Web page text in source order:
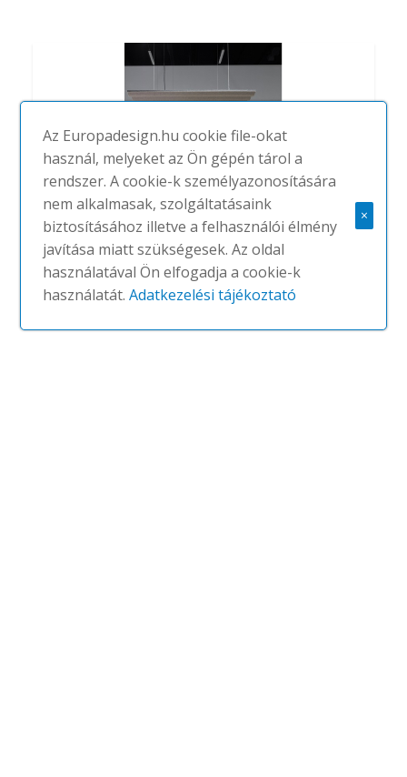
Scala Floor
Az Europadesign.hu cookie file-okat
használ, melyeket az Ön gépén tárol a
rendszer. A cookie-k személyazonosítására
nem alkalmasak, szolgáltatásaink
biztosításához illetve a felhasználói élmény
javítása miatt szükségesek. Az oldal
használatával Ön elfogadja a cookie-k
használatát.Adatkezelési tájékoztató
×